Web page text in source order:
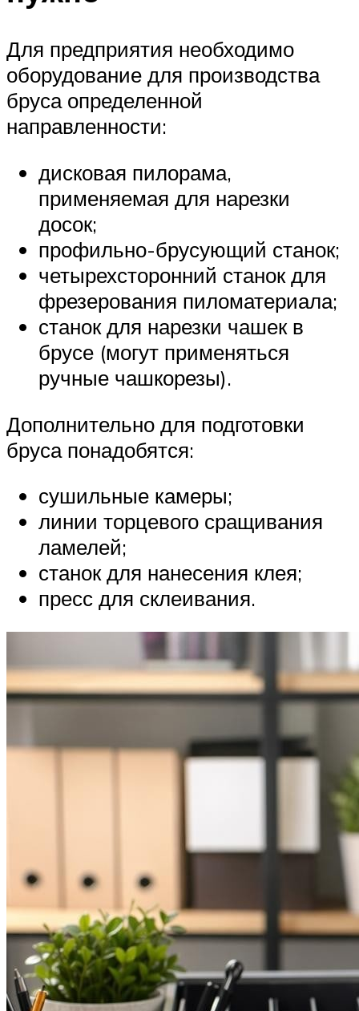
Для предприятия необходимо
оборудование для производства
бруса определенной
направленности:
дисковая пилорама,
применяемая для нарезки
досок;
профильно-брусующий станок;
четырехсторонний станок для
фрезерования пиломатериала;
станок для нарезки чашек в
брусе (могут применяться
ручные чашкорезы).
Дополнительно для подготовки
бруса понадобятся:
сушильные камеры;
линии торцевого сращивания
ламелей;
станок для нанесения клея;
пресс для склеивания.